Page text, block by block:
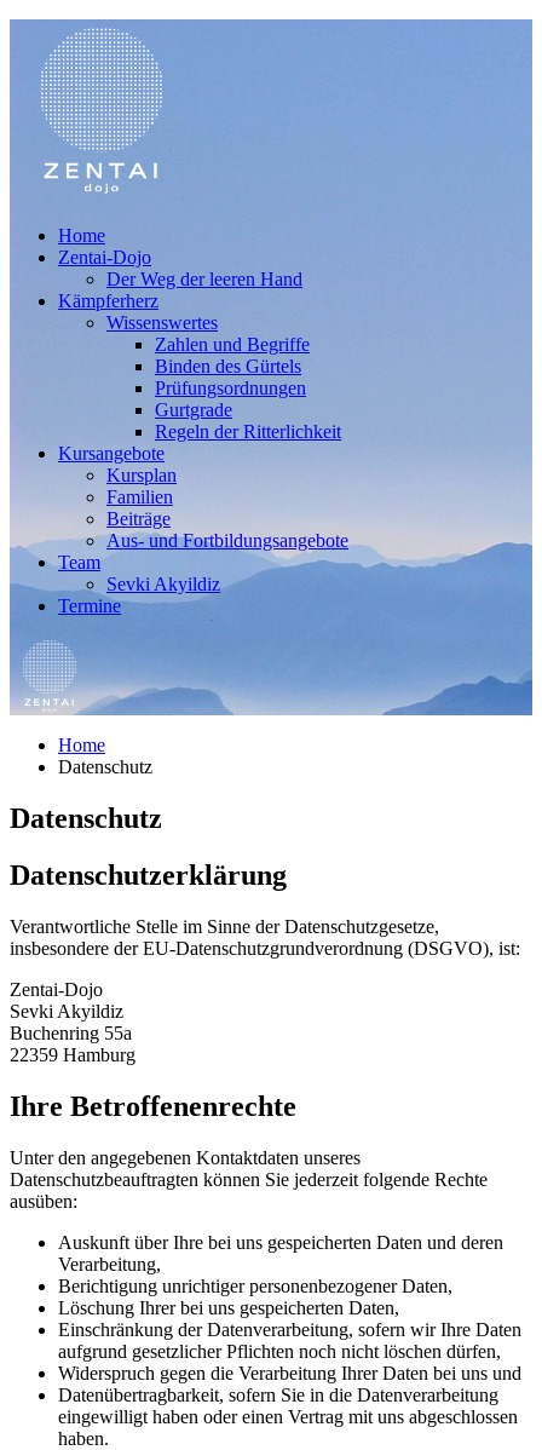
Home
Zentai-Dojo
Der Weg der leeren Hand
Kämpferherz
Wissenswertes
Zahlen und Begriffe
Binden des Gürtels
Prüfungsordnungen
Gurtgrade
Regeln der Ritterlichkeit
Kursangebote
Kursplan
Familien
Beiträge
Aus- und Fortbildungsangebote
Team
Sevki Akyildiz
Termine
Home
Datenschutz
Datenschutz
Datenschutzerklärung
Verantwortliche Stelle im Sinne der Datenschutzgesetze,
insbesondere der EU-Datenschutzgrundverordnung (DSGVO), ist:
Zentai-Dojo
Sevki Akyildiz
Buchenring 55a
22359 Hamburg
Ihre Betroffenenrechte
Unter den angegebenen Kontaktdaten unseres
Datenschutzbeauftragten können Sie jederzeit folgende Rechte
ausüben:
Auskunft über Ihre bei uns gespeicherten Daten und deren
Verarbeitung,
Berichtigung unrichtiger personenbezogener Daten,
Löschung Ihrer bei uns gespeicherten Daten,
Einschränkung der Datenverarbeitung, sofern wir Ihre Daten
aufgrund gesetzlicher Pflichten noch nicht löschen dürfen,
Widerspruch gegen die Verarbeitung Ihrer Daten bei uns und
Datenübertragbarkeit, sofern Sie in die Datenverarbeitung
eingewilligt haben oder einen Vertrag mit uns abgeschlossen
haben.